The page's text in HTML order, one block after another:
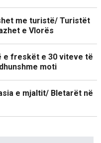
me turistë/ Turistët
e Vlorës
e freskët e 30 viteve të
moti
e mjaltit/ Bletarët në